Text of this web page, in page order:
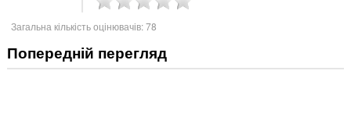
Загальна кількість оцінювачів:78
Попередній перегляд